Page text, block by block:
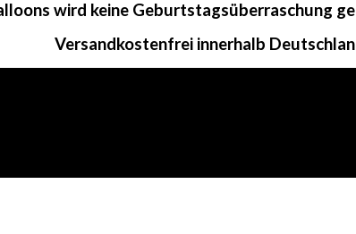
wird keine Geburtstagsüberraschung
Versandkostenfrei innerhalb